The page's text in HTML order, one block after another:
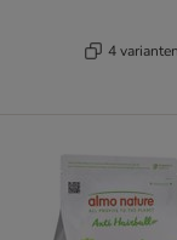
4 varianten